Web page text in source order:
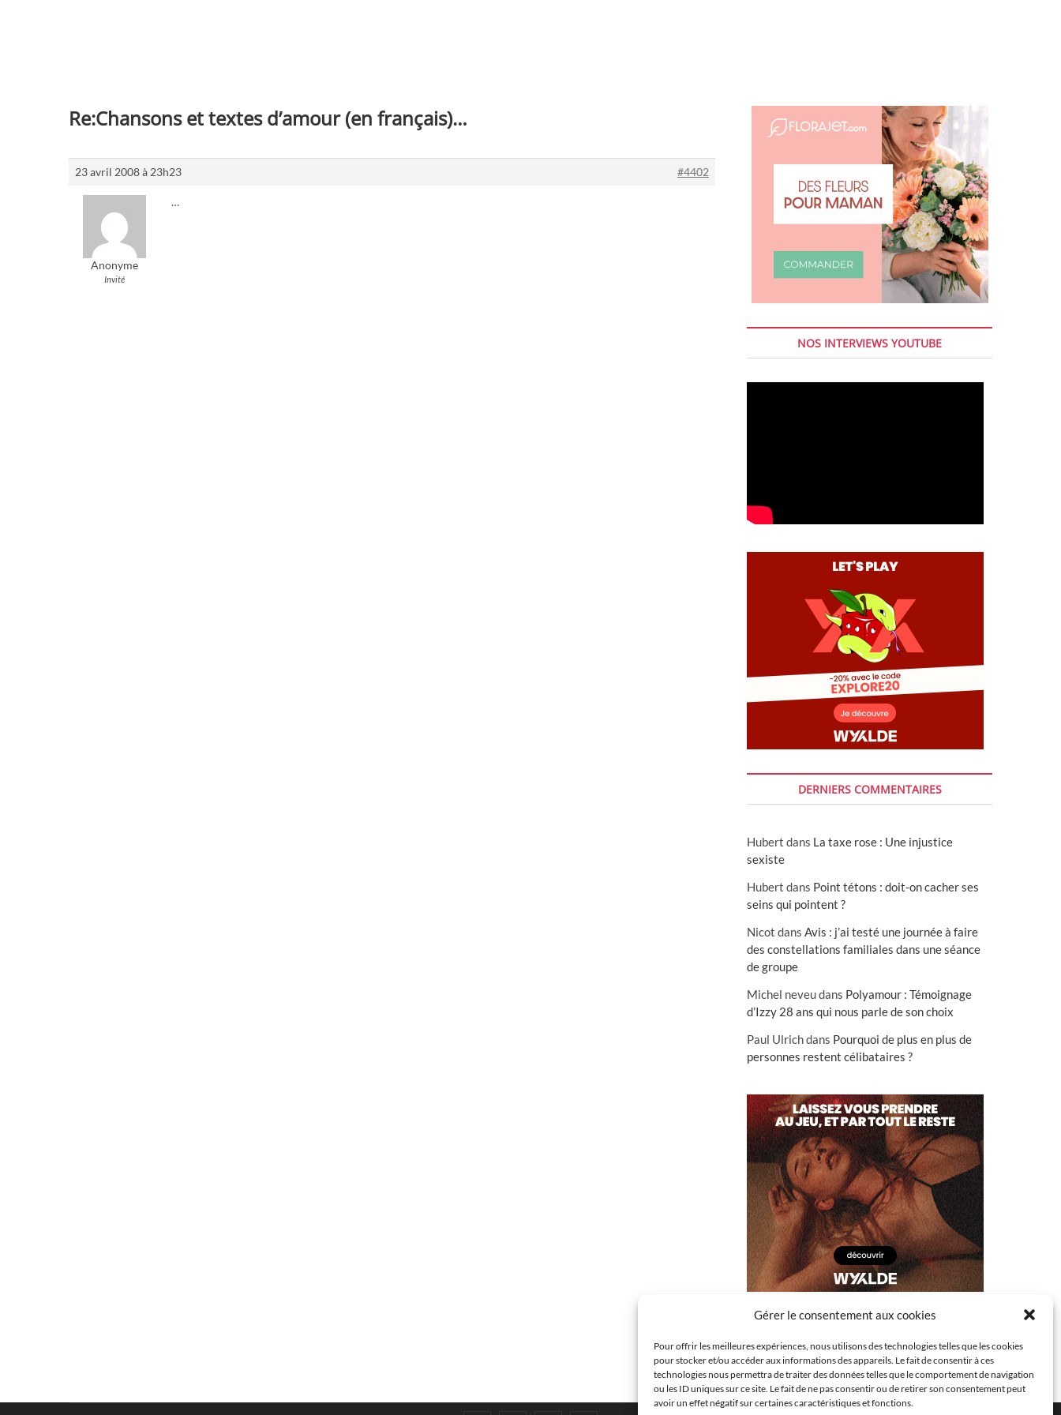
Gérer le consentement aux cookies
Pour offrir les meilleures expériences, nous utilisons des technologies telles que les cookies
pour stocker et/ou accéder aux informations des appareils. Le fait de consentir à ces
technologies nous permettra de traiter des données telles que le comportement de navigation
ou les ID uniques sur ce site. Le fait de ne pas consentir ou de retirer son consentement peut
avoir un effet négatif sur certaines caractéristiques et fonctions.
Re:Chansons et textes d’amour (en français)…
23 avril 2008 à 23h23 #4402
Anonyme
Invité
…
NOS INTERVIEWS YOUTUBE
DERNIERS COMMENTAIRES
Hubert dans La taxe rose : Une injustice
sexiste
Hubert dans Point tétons : doit-on cacher ses
seins qui pointent ?
Nicot dans Avis : j’ai testé une journée à faire
des constellations familiales dans une séance
de groupe
Michel neveudans Polyamour : Témoignage
d’Izzy 28 ans qui nous parle de son choix
Paul Ulrichdans Pourquoi de plus en plus de
personnes restent célibataires ?